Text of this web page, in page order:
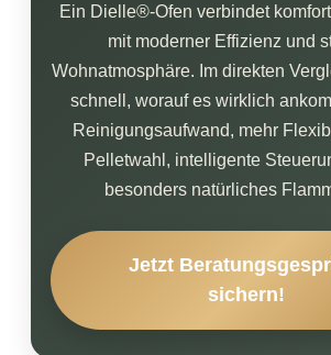
Ein Dielle®-Ofen verbindet
mit moderner Effizienz und
Wohnatmosphäre. Im direkten
schnell, worauf es wirklich
Reinigungsaufwand, mehr
Pelletwahl, intelligente
besonders natürliches
Jetzt
sichern!